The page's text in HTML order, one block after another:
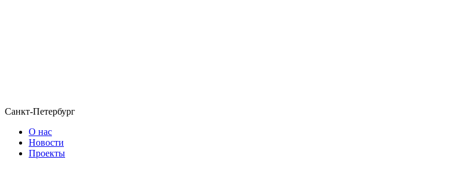
Санкт-Петербург
О нас
Новости
Проекты